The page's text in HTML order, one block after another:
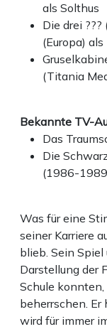
als Solthus
Die drei ???
(Europa)
(Titania
Bekannte TV-
Das
Die
(1986-
Was für eine
seiner Karriere
blieb. Sein
Darstellung der
Schule
beherrschen.
wird für immer